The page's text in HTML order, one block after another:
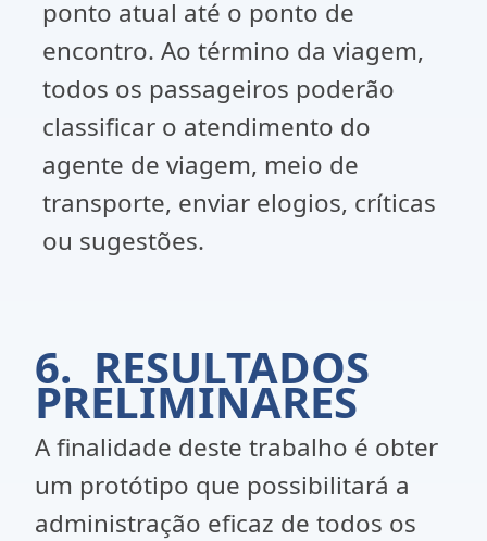
ponto atual até o ponto de
encontro. Ao término da viagem,
todos os passageiros poderão
classificar o atendimento do
agente de viagem, meio de
transporte, enviar elogios, críticas
ou sugestões.
6. RESULTADOS
PRELIMINARES
A finalidade deste trabalho é obter
um protótipo que possibilitará a
administração eficaz de todos os